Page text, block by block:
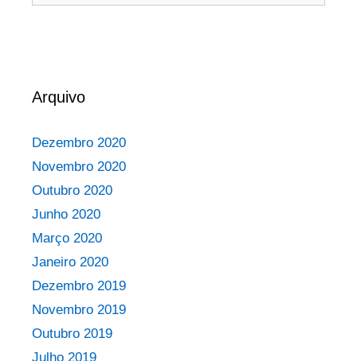
Arquivo
Dezembro 2020
Novembro 2020
Outubro 2020
Junho 2020
Março 2020
Janeiro 2020
Dezembro 2019
Novembro 2019
Outubro 2019
Julho 2019